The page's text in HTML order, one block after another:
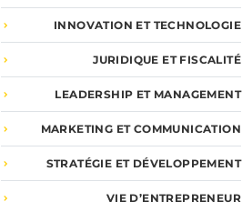
INNOVATION ET TECHNOLOGIE
JURIDIQUE ET FISCALITÉ
LEADERSHIP ET MANAGEMENT
MARKETING ET COMMUNICATION
STRATÉGIE ET DÉVELOPPEMENT
VIE D’ENTREPRENEUR